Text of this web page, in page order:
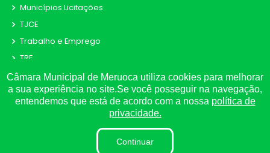
Municípios Licitações
TJCE
Trabalho e Emprego
TRE
TCE
Plugwin Sistemas. Todos os direitos reservados.
Câmara Municipal de Meruoca utiliza cookies para melhorar
a sua experiência no site.Se você posseguir na navegação,
entendemos que está de acordo com a nossa política de
privacidade.
Continuar